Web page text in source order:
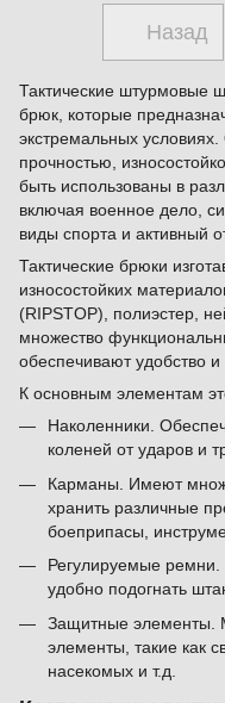
Назад
Тактические штурмовые
брюк, которые
экстремальных
прочностью,
быть использованы в
включая военное дело,
виды спорта и активный
Тактические брюки
износостойких
(RIPSTOP), полиэстер,
множество
обеспечивают удобство
К основным элементам
Наколенники.
коленей от ударов и
Карманы. Имеют
хранить различные
боеприпасы,
Регулируемые
удобно подогнать
Защитные элементы.
элементы, такие как
насекомых и т.д.